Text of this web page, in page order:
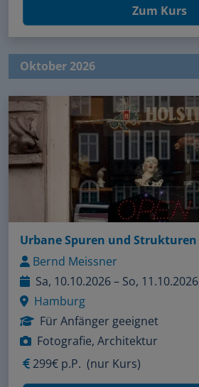
Zum Kurs
Oktober 2026
Bernd Meissner
Sa, 10.10.2026 – So, 11.10.2026
Hamburg
Für Anfänger geeignet
Fotografie, Architektur
299€ p.P. (nur Kurs)